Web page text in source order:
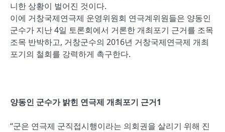
니한 상황이 벌어진 것이다.
이에 거창국제연극제 운영위원회 연극계위원들은 양동인
군수가 지난 4일 토론회에서 거론한 개최포기 근거를 조목
조목 반박하고, 거창군수의 2016년 거창국제연극제 개최
포기의 철회를 강력하게 촉구한다.
양동인 군수가 밝힌 연극제 개최포기 근거1
“군은 연극제 군직접시행이라는 의회권을 살리기 위해 진